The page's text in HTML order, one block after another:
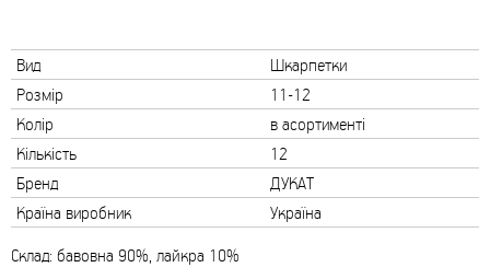
Вид
Шкарпетки
Розмір
11-12
Колір
в асортименті
Кількість
12
Бренд
ДУКАТ
Країна виробник
Україна
Склад: бавовна 90%, лайкра 10%